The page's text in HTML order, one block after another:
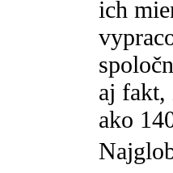
ich
aj fakt,
ako